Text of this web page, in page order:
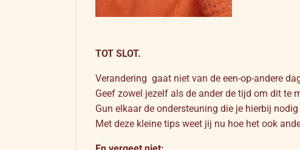
TOT SLOT.
Verandering gaat niet van de een-op-andere
Geef zowel jezelf als de ander de tijd om dit te
Gun elkaar de ondersteuning die je hierbij
Met deze kleine tips weet jij nu hoe het ook